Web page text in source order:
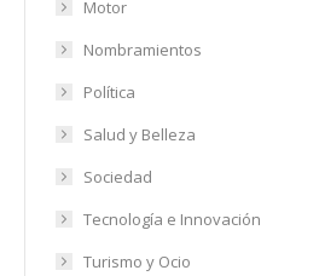
Motor
Nombramientos
Política
Salud y Belleza
Sociedad
Tecnología e Innovación
Turismo y Ocio